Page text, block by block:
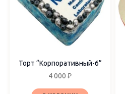
4 яруса
Торт “Корпоративный-6”
4 000 ₽